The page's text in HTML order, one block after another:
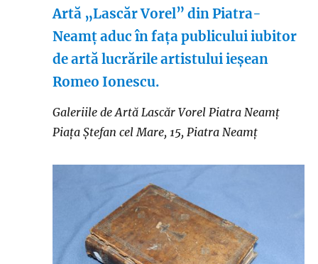
Artă „Lascăr Vorel” din Piatra-
Neamț aduc în fața publicului iubitor
de artă lucrările artistului ieșean
Romeo Ionescu.
Galeriile de Artă Lascăr Vorel Piatra Neamț
Piața Ștefan cel Mare, 15, Piatra Neamț